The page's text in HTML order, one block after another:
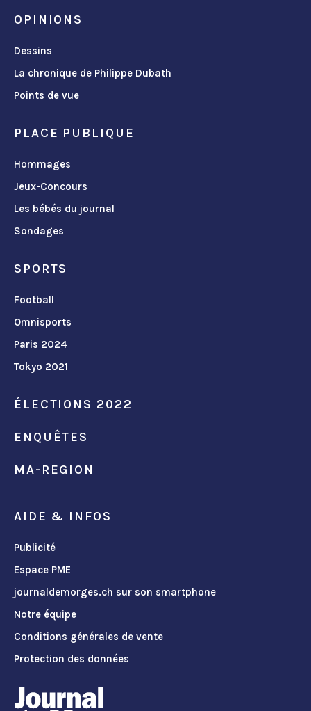
OPINIONS
Dessins
La chronique de Philippe Dubath
Points de vue
PLACE PUBLIQUE
Hommages
Jeux-Concours
Les bébés du journal
Sondages
SPORTS
Football
Omnisports
Paris 2024
Tokyo 2021
ÉLECTIONS 2022
ENQUÊTES
MA-REGION
AIDE & INFOS
Publicité
Espace PME
journaldemorges.ch sur son smartphone
Notre équipe
Conditions générales de vente
Protection des données